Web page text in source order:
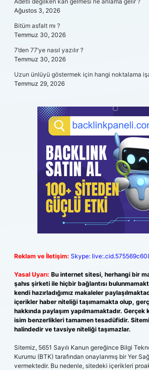
Ağustos 3, 2026
Bitüm asfalt mı ?
Temmuz 30, 2026
7’den 77’ye nasıl yazılır ?
Temmuz 30, 2026
Uzun ünlüyü göstermek için hangi noktalama
Temmuz 29, 2026
Reklam ve İletişim: Skype:
Yasal Uyarı: Bu internet sitesi, herhangi bir
şahıs şirketi ile hiçbir bağlantısı
kendi hazırladığımız makaleler
içerikler haber niteliği taşımamakta olup,
hakkında paylaşım yapılmamaktadır.
isim benzerlikleri tamamen tesadüfidir.
halindedir ve tavsiye niteliği taşımazlar.
Sitemiz, 5651 Sayılı Kanun gereğince Bilgi
Kurumu (BTK) tarafından onaylanmış bir Yer
vermektedir. Bu nedenle, sitedeki içerikleri